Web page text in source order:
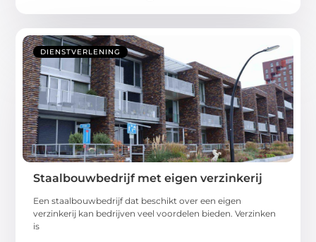
DIENSTVERLENING
Staalbouwbedrijf met eigen verzinkerij
Een staalbouwbedrijf dat beschikt over een eigen
verzinkerij kan bedrijven veel voordelen bieden. Verzinken
is